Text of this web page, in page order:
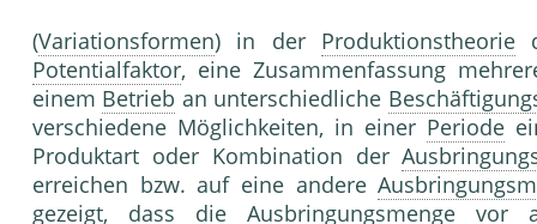
(Variationsformen) in der Produktionstheorie
Potentialfaktor, eine Zusammenfassung
einem Betrieb an unterschiedliche
verschiedene Möglichkeiten, in einer Periode
Produktart oder Kombination der
erreichen bzw. auf eine andere
gezeigt, dass die Ausbringungsmengevor